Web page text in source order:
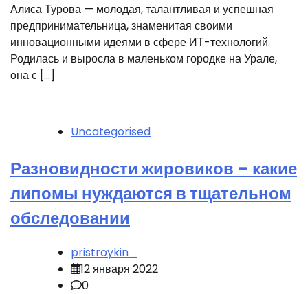
Алиса Турова — молодая, талантливая и успешная
предпринимательница, знаменитая своими
инновационными идеями в сфере ИТ-технологий.
Родилась и выросла в маленьком городке на Урале,
она с […]
Uncategorised
Разновидности жировиков – какие
липомы нуждаются в тщательном
обследовании
pristroykin_
12 января 2022
0